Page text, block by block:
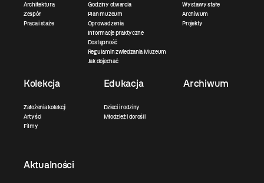
Architektura
Zespół
Praca i staże
Godziny otwarcia
Plan muzeum
Oprowadzenia
Informacje praktyczne
Dostępność
Regulamin zwiedzania Muzeum
Jak dojechać
Wystawy stałe
Archiwum
Projekty
Kolekcja
Założenia kolekcji
Artyści
Filmy
Edukacja
Dzieci i rodziny
Młodzież i dorośli
Archiwum
Aktualności